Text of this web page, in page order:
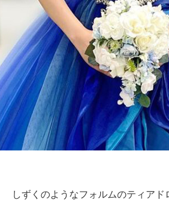
しずくのようなフォルムのティアド